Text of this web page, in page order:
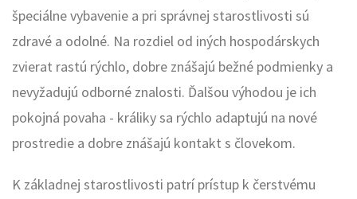
špeciálne vybavenie a pri správnej starostlivosti sú
zdravé a odolné. Na rozdiel od iných hospodárskych
zvierat rastú rýchlo, dobre znášajú bežné podmienky a
nevyžadujú odborné znalosti. Ďalšou výhodou je ich
pokojná povaha - králiky sa rýchlo adaptujú na nové
prostredie a dobre znášajú kontakt s človekom.
K základnej starostlivosti patrí prístup k čerstvému